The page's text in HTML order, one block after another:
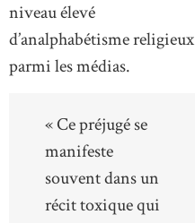
niveau élevé
d’analphabétisme religieux
parmi les médias.
« Ce préjugé se
manifeste
souvent dans un
récit toxique qui